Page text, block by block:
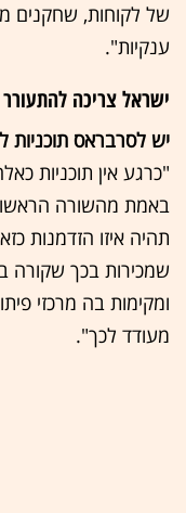
של לקוחות, שחקנים
ענקיות".
ישראל צריכה להתעורר
יש לסרבראס תוכניות
"כרגע אין תוכניות
באמת מהשורה
תהיה איזו הזדמנות
שמכירות בכך שקורה
ומקימות בה מרכזי
מעודד לכך".